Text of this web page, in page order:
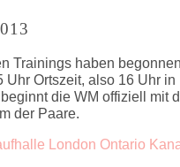
Trainings haben
Uhr Ortszeit, also 16 Uhr in
die WM offiziell mit
der Paare.